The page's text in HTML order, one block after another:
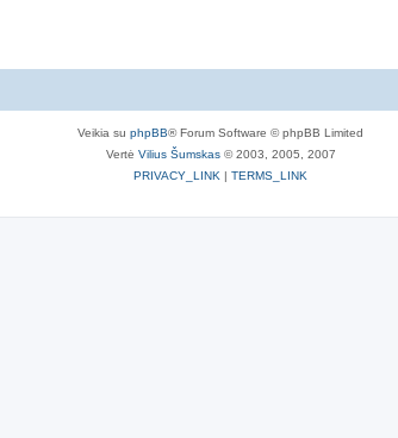
Veikia su phpBB® Forum Software © phpBB Limited
Vertė Vilius Šumskas© 2003, 2005, 2007
PRIVACY_LINK | TERMS_LINK